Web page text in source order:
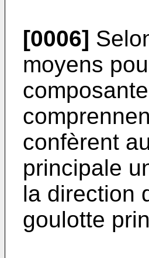
[0006]
moyens
confèrent
principale
la direction
goulotte